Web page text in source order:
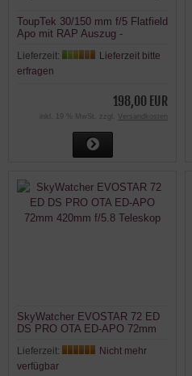
ToupTek 30/150 mm f/5 Flatfield
Apo mit RAP Auszug -
Lieferzeit:
Lieferzeit bitte
erfragen
198,00 EUR
inkl. 19 % MwSt. zzgl. Versandkosten
SkyWatcher EVOSTAR 72 ED
DS PRO OTA ED-APO 72mm
Lieferzeit:
Nicht mehr
verfügbar